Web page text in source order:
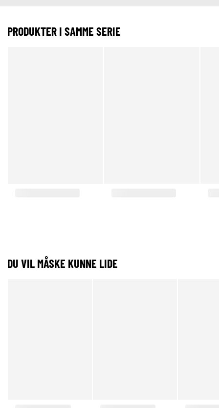
PRODUKTER I SAMME SERIE
DU VIL MÅSKE KUNNE LIDE